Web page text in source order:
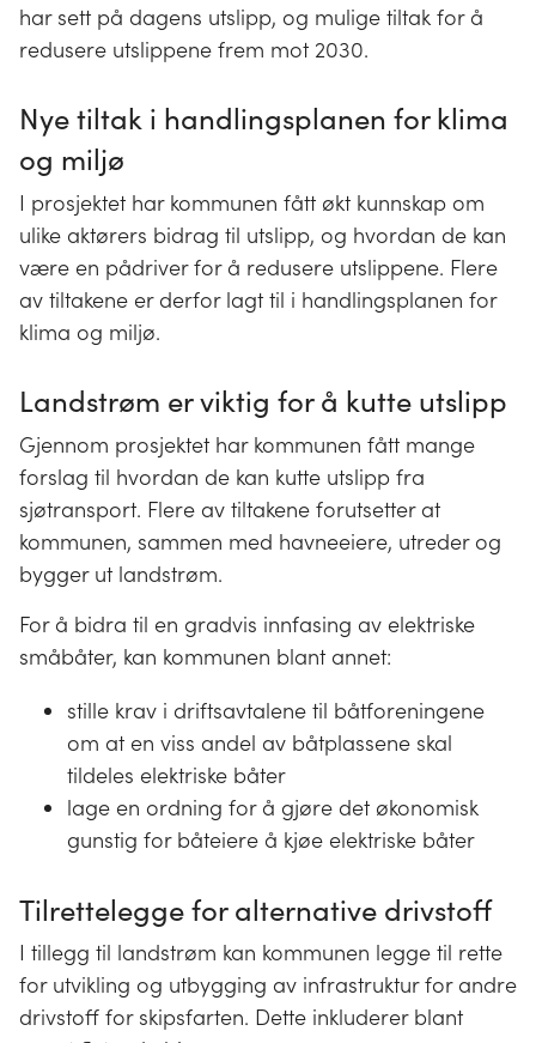
har sett på dagens utslipp, og mulige tiltak for å
redusere utslippene frem mot 2030.
Nye tiltak i handlingsplanen for klima
og miljø
I prosjektet har kommunen fått økt kunnskap om
ulike aktørers bidrag til utslipp, og hvordan de kan
være en pådriver for å redusere utslippene. Flere
av tiltakene er derfor lagt til i handlingsplanen for
klima og miljø.
Landstrøm er viktig for å kutte utslipp
Gjennom prosjektet har kommunen fått mange
forslag til hvordan de kan kutte utslipp fra
sjøtransport. Flere av tiltakene forutsetter at
kommunen, sammen med havneeiere, utreder og
bygger ut landstrøm.
For å bidra til en gradvis innfasing av elektriske
småbåter, kan kommunen blant annet:
stille krav i driftsavtalene til båtforeningene
om at en viss andel av båtplassene skal
tildeles elektriske båter
lage en ordning for å gjøre det økonomisk
gunstig for båteiere å kjøe elektriske båter
Tilrettelegge for alternative drivstoff
I tillegg til landstrøm kan kommunen legge til rette
for utvikling og utbygging av infrastruktur for andre
drivstoff for skipsfarten. Dette inkluderer blant